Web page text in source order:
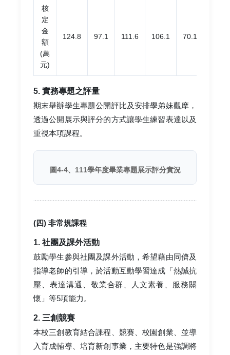
核
定
金
額
(萬
元)
124.8 97.1 111.6 106.1 70.1
5. 實務專題之評量
期末舉辦學生專題公開評比及安排學弟妹觀摩，
透過公開展示與評分的方式讓學生練習表達以及
重視本項課程。
圖4-4、111學年度畢業專題展示評分實況
(四) 非常規課程
1. 社團及課外活動
鼓勵學生參與社團及課外活動，希望藉由同儕及
指導老師的引導，於活動互動學習達成「熱誠抗
壓、表達溝通、敬業合群、人文素養、服務關
懷」等5項能力。
2. 三創競賽
本校三創教育結合課程、競賽、校園創業、並導
入育成輔導、培育新創事業，主要特色是強調將